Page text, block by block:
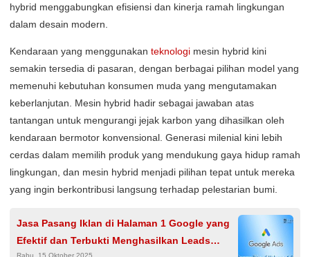
hybrid menggabungkan efisiensi dan kinerja ramah lingkungan
dalam desain modern.
Kendaraan yang menggunakan teknologi mesin hybrid kini
semakin tersedia di pasaran, dengan berbagai pilihan model yang
memenuhi kebutuhan konsumen muda yang mengutamakan
keberlanjutan. Mesin hybrid hadir sebagai jawaban atas
tantangan untuk mengurangi jejak karbon yang dihasilkan oleh
kendaraan bermotor konvensional. Generasi milenial kini lebih
cerdas dalam memilih produk yang mendukung gaya hidup ramah
lingkungan, dan mesin hybrid menjadi pilihan tepat untuk mereka
yang ingin berkontribusi langsung terhadap pelestarian bumi.
Jasa Pasang Iklan di Halaman 1 Google yang
Efektif dan Terbukti Menghasilkan Leads
Rabu, 15 Oktober 2025